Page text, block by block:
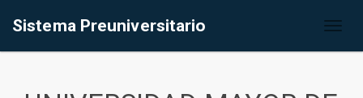
Sistema Preuniversitario